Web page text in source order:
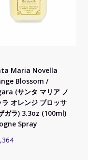
Maria Novella
Blossom /
(サンタ マリア ノ
ラ オレンジ ブロッサ
ガラ) 3.3oz (100ml)
Spray